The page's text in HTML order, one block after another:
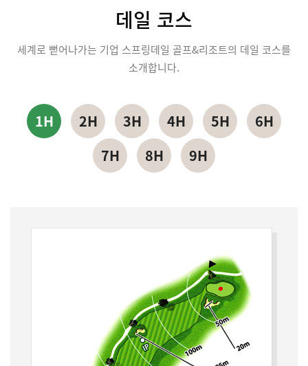
데일 코스
세계로 뻗어나가는 기업 스프링데일 골프&리조트의 데일 코스를
소개합니다.
1H 2H 3H 4H 5H
6H
7H
8H 9H